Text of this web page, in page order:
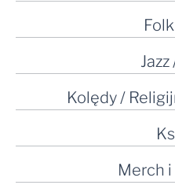
Kolędy /
Merch